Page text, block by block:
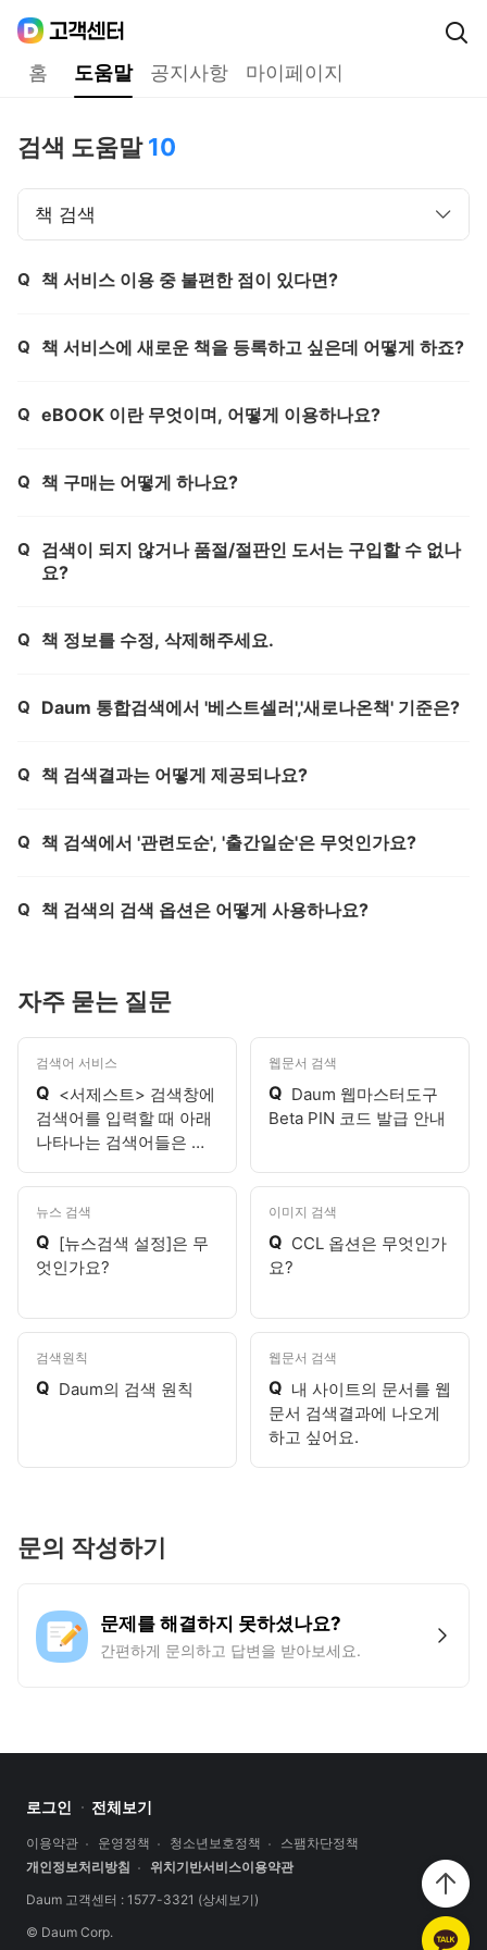
홈 도움말 공지사항 마이페이지
검색 도움말 10
책 검색
Q 책 서비스 이용 중 불편한 점이 있다면?
Q 책 서비스에 새로운 책을 등록하고 싶은데 어떻게 하죠?
Q eBOOK 이란 무엇이며, 어떻게 이용하나요?
Q 책 구매는 어떻게 하나요?
Q
검색이 되지 않거나 품절/절판인 도서는 구입할 수 없나
요?
Q 책 정보를 수정, 삭제해주세요.
Q Daum 통합검색에서 '베스트셀러','새로나온책' 기준은?
Q 책 검색결과는 어떻게 제공되나요?
Q 책 검색에서 '관련도순', '출간일순'은 무엇인가요?
Q 책 검색의 검색 옵션은 어떻게 사용하나요?
자주 묻는 질문
검색어 서비스
Q <서제스트> 검색창에
검색어를 입력할 때 아래
나타나는 검색어들은 무
웹문서 검색
Q Daum 웹마스터도구
Beta PIN 코드 발급 안내
뉴스 검색
Q [뉴스검색 설정]은 무
엇인가요?
이미지 검색
Q CCL 옵션은 무엇인가
요?
검색원칙
Q Daum의 검색 원칙
웹문서 검색
Q 내 사이트의 문서를 웹
문서 검색결과에 나오게
하고 싶어요.
문의 작성하기
문제를 해결하지 못하셨나요?
간편하게 문의하고 답변을 받아보세요.
로그인 전체보기
이용약관 운영정책 청소년보호정책
스팸차단정책
개인정보처리방침
위치기반서비스이용약관
Daum 고객센터 : 1577-3321 (상세보기)
© Daum Corp.